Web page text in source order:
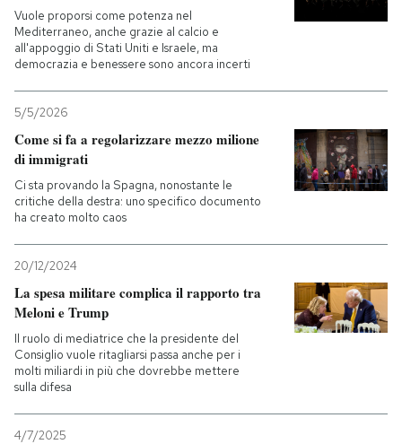
Vuole proporsi come potenza nel
Mediterraneo, anche grazie al calcio e
all'appoggio di Stati Uniti e Israele, ma
democrazia e benessere sono ancora incerti
5/5/2026
Come si fa a regolarizzare mezzo milione
di immigrati
Ci sta provando la Spagna, nonostante le
critiche della destra: uno specifico documento
ha creato molto caos
20/12/2024
La spesa militare complica il rapporto tra
Meloni e Trump
Il ruolo di mediatrice che la presidente del
Consiglio vuole ritagliarsi passa anche per i
molti miliardi in più che dovrebbe mettere
sulla difesa
4/7/2025